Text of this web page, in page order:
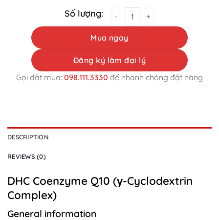
DHC Coenzyme Q10 (γ-Cyclodextrin
Mua ngay
Đăng ký làm đại lý
Gọi đặt mua: 098.111.3330 để nhanh chóng đặt hàng
DESCRIPTION
REVIEWS (0)
DHC Coenzyme Q10 (γ-Cyclodextrin
Complex)
General information